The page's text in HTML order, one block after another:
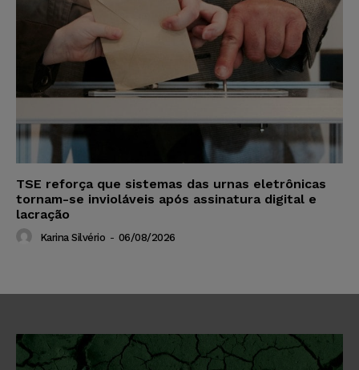
TSE reforça que sistemas das urnas eletrônicas
tornam-se invioláveis após assinatura digital e
lacração
Karina Silvério - 06/08/2026